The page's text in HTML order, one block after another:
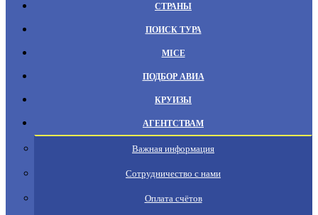
СТРАНЫ
ПОИСК ТУРА
MICE
ПОДБОР АВИА
КРУИЗЫ
АГЕНТСТВАМ
Важная информация
Сотрудничество с нами
Оплата счётов